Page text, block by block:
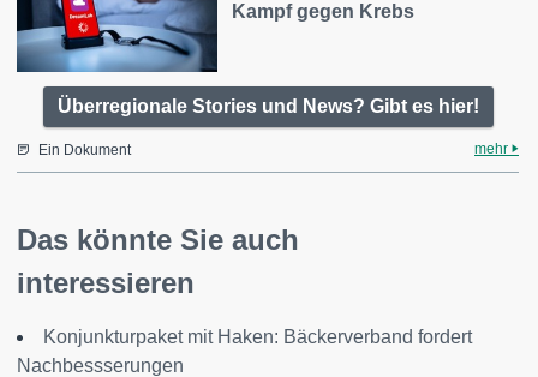
Kampf gegen Krebs
Überregionale Stories und News? Gibt es hier!
Ein Dokument mehr
Das könnte Sie auch
interessieren
Konjunkturpaket mit Haken: Bäckerverband fordert
Nachbessserungen